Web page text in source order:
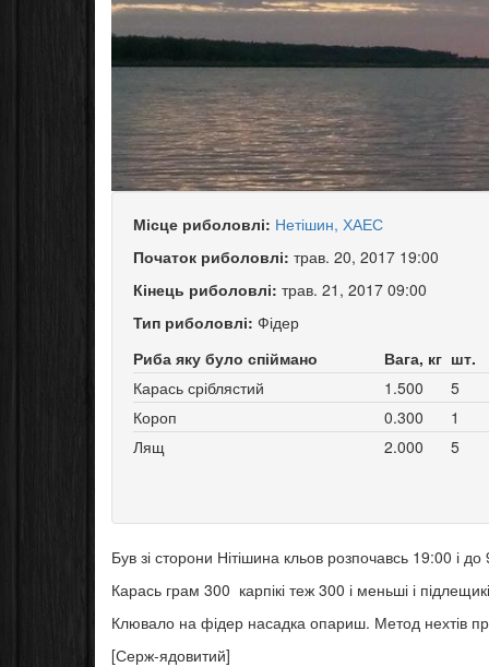
Місце риболовлі: Нетішин, ХАЕС
Початок риболовлі: трав. 20, 2017 19:00
Кінець риболовлі: трав. 21, 2017 09:00
Тип риболовлі: Фідер
Риба яку було спіймано
Вага, кг шт.
Карась сріблястий
1.500
5
Короп
0.300
1
Лящ
2.000 5
Був зі сторони Нітішина кльов розпочавсь 19:00 і до
Карась грам 300 карпікі теж 300 і меньші і
Клювало на фідер насадка опариш. Метод нехтів
[Серж-ядовитий]